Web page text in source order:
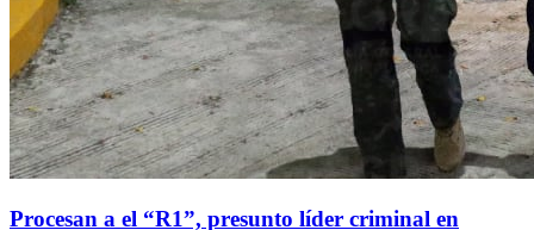
Procesan a el “R1”, presunto líder criminal en